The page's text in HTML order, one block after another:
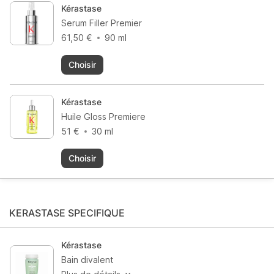
protéger et faciliter le démêlage.
Kérastase
Serum Filler Premier
61,50 €
90 ml
Choisir
Kérastase
Huile Gloss Premiere
51 €
30 ml
Choisir
KERASTASE SPECIFIQUE
Kérastase
Bain divalent